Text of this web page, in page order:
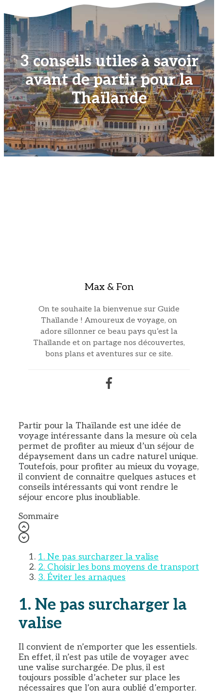
3 conseils utiles à savoir
avant de partir pour la
Thaïlande
Max & Fon
On te souhaite la bienvenue sur Guide
Thaïlande ! Amoureux de voyage, on
adore sillonner ce beau pays qu’est la
Thaïlande et on partage nos découvertes,
bons plans et aventures sur ce site.
Partir pour la Thaïlande est une idée de
voyage intéressante dans la mesure où cela
permet de profiter au mieux d’un séjour de
dépaysement dans un cadre naturel unique.
Toutefois, pour profiter au mieux du voyage,
il convient de connaitre quelques astuces et
conseils intéressants qui vont rendre le
séjour encore plus inoubliable.
Sommaire
1. Ne pas surcharger la valise
2. Choisir les bons moyens de transport
3. Éviter les arnaques
1. Ne pas surcharger la
valise
Il convient de n’emporter que les essentiels.
En effet, il n’est pas utile de voyager avec
une valise surchargée. De plus, il est
toujours possible d’acheter sur place les
nécessaires que l’on aura oublié d’emporter.